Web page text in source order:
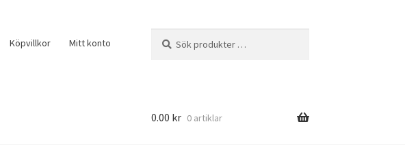
Köpvillkor Mitt konto
efter:
0.00 kr 0 artiklar